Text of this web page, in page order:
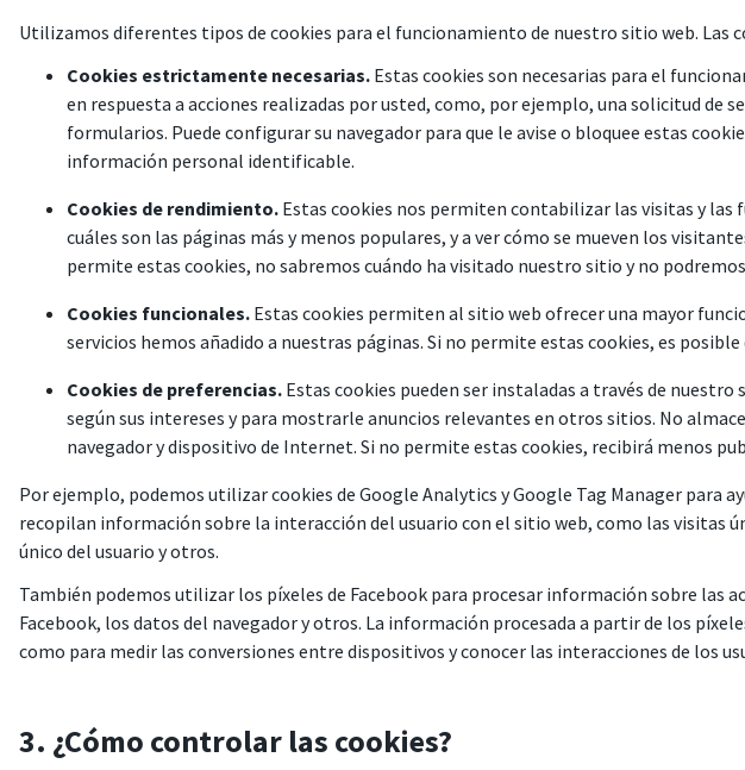
Utilizamos diferentes tipos de cookies para el funcionamiento de nuestro sitio web. Las
Cookies estrictamente necesarias. Estas cookies son necesarias para el
en respuesta a acciones realizadas por usted, como, por ejemplo, una solicitud de
formularios. Puede configurar su navegador para que le avise o bloquee estas
información personal identificable.
Cookies de rendimiento. Estas cookies nos permiten contabilizar las visitas y
cuáles son las páginas más y menos populares, y a ver cómo se mueven los
permite estas cookies, no sabremos cuándo ha visitado nuestro sitio y no
Cookies funcionales. Estas cookies permiten al sitio web ofrecer una mayor
servicios hemos añadido a nuestras páginas. Si no permite estas cookies, es
Cookies de preferencias. Estas cookies pueden ser instaladas a través de
según sus intereses y para mostrarle anuncios relevantes en otros sitios. No
navegador y dispositivo de Internet. Si no permite estas cookies, recibirá menos
Por ejemplo, podemos utilizar cookies de Google Analytics y Google Tag Manager para
recopilan información sobre la interacción del usuario con el sitio web, como las visitas
único del usuario y otros.
También podemos utilizar los píxeles de Facebook para procesar información sobre las
Facebook, los datos del navegador y otros. La información procesada a partir de los
como para medir las conversiones entre dispositivos y conocer las interacciones de los
3. ¿Cómo controlar las cookies?